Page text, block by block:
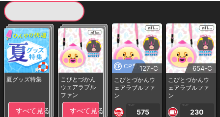
夏グッズ特集
すべて見る
こびとづかん
ウェアラブル
ファン
すべて見る
CP専用127-C
こびとづかんウ
ェアラブルファ
ン
1PLAY
575
654-C
こびとづかんウ
ェアラブルファ
ン
1PLAY
230